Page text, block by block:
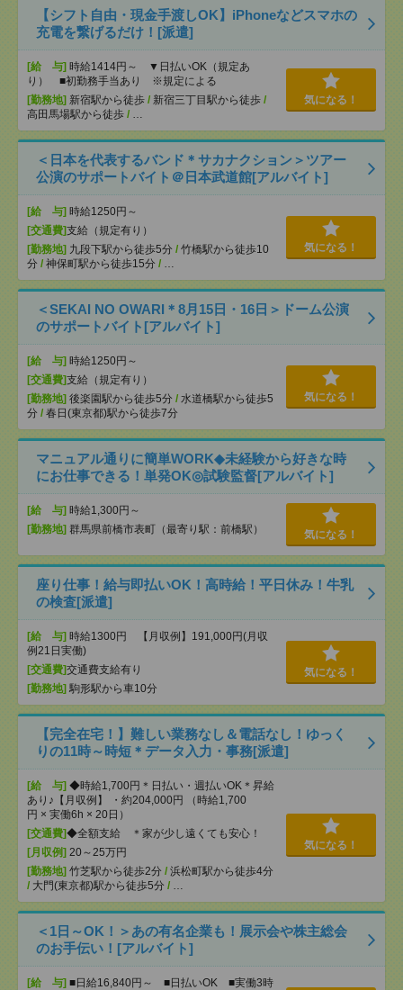
【シフト自由・現金手渡しOK】iPhoneなどスマホの
充電を繋げるだけ！[派遣]
[給 与] 時給1414円～ ▼日払いOK（規定あ
り） ■初勤務手当あり ※規定による
[勤務地] 新宿駅から徒歩 / 新宿三丁目駅から徒歩 /
高田馬場駅から徒歩 / …
気になる！
＜日本を代表するバンド＊サカナクション＞ツアー
公演のサポートバイト＠日本武道館[アルバイト]
[給 与] 時給1250円～
[交通費]支給（規定有り）
[勤務地] 九段下駅から徒歩5分 / 竹橋駅から徒歩10
分 / 神保町駅から徒歩15分 / …
気になる！
＜SEKAI NO OWARI＊8月15日・16日＞ドーム公演
のサポートバイト[アルバイト]
[給 与] 時給1250円～
[交通費]支給（規定有り）
[勤務地] 後楽園駅から徒歩5分 / 水道橋駅から徒歩5
分 / 春日(東京都)駅から徒歩7分
気になる！
マニュアル通りに簡単WORK◆未経験から好きな時
にお仕事できる！単発OK◎試験監督[アルバイト]
[給 与] 時給1,300円～
[勤務地] 群馬県前橋市表町（最寄り駅：前橋駅） 気になる！
座り仕事！給与即払いOK！高時給！平日休み！牛乳
の検査[派遣]
[給 与] 時給1300円 【月収例】191,000円(月収
例21日実働)
[交通費]交通費支給有り
[勤務地] 駒形駅から車10分
気になる！
【完全在宅！】難しい業務なし＆電話なし！ゆっく
りの11時～時短＊データ入力・事務[派遣]
[給 与] ◆時給1,700円＊日払い・週払いOK＊昇給
あり♪【月収例】 ・約204,000円 （時給1,700
円 × 実働6h × 20日）
[交通費]◆全額支給 ＊家が少し遠くても安心！
[月収例] 20～25万円
[勤務地] 竹芝駅から徒歩2分 / 浜松町駅から徒歩4分
/ 大門(東京都)駅から徒歩5分 / …
気になる！
＜1日～OK！＞あの有名企業も！展示会や株主総会
のお手伝い！[アルバイト]
[給 与] ■日給16,840円～ ■日払いOK ■実働3時